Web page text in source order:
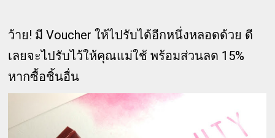
ว้าย! มี Voucher ให้ไปรับได้อีกหนึ่งหลอดด้วย ดี
เลยจะไปรับไว้ให้คุณแม่ใช้ พร้อมส่วนลด 15%
หากซื้อชิ้นอื่น